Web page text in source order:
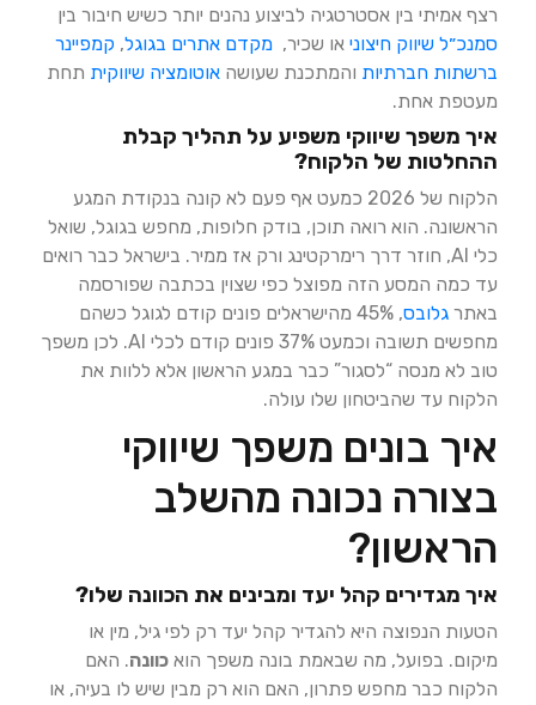
רצף אמיתי בין אסטרטגיה לביצוע נהנים יותר כשיש חיבור בין
סמנכ״ל שיווק חיצוני או שכיר,מקדם אתרים בגוגל, קמפיינר
ברשתות חברתיות והמתכנת שעושהאוטומציה שיווקית תחת
מעטפת אחת.
איך משפך שיווקי משפיע על תהליך קבלת
ההחלטות של הלקוח?
הלקוח של 2026 כמעט אף פעם לא קונה בנקודת המגע
הראשונה. הוא רואה תוכן, בודק חלופות, מחפש בגוגל, שואל
כלי AI, חוזר דרך רימרקטינג ורק אז ממיר. בישראל כבר רואים
עד כמה המסע הזה מפוצל כפי שצוין בכתבה שפורסמה
באתרגלובס
, 45% מהישראלים פונים קודם לגוגל כשהם
מחפשים תשובה וכמעט 37% פונים קודם לכלי AI. לכן משפך
טוב לא מנסה “לסגור” כבר במגע הראשון אלא ללוות את
הלקוח עד שהביטחון שלו עולה.
איך בונים משפך שיווקי
בצורה נכונה מהשלב
הראשון?
איך מגדירים קהל יעד ומבינים את הכוונה שלו?
הטעות הנפוצה היא להגדיר קהל יעד רק לפי גיל, מין או
מיקום. בפועל, מה שבאמת בונה משפך הואכוונה. האם
הלקוח כבר מחפש פתרון, האם הוא רק מבין שיש לו בעיה, או